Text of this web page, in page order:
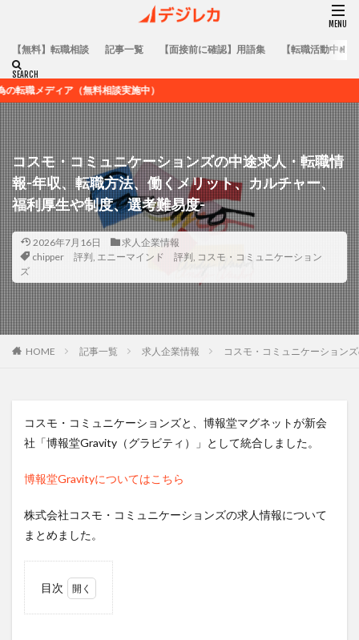
【無料】転職相談 記事一覧 【面接前に確認】用語集 【転職活動中の
料相談実施中）
コスモ・コミュニケーションズの中途求人・転職情
報-年収、転職方法、働くメリット、カルチャー、
福利厚生や制度、選考難易度-
2026年7月16日
求人企業情報
chipper 評判, エニーマインド 評判, コスモ・コミュニケーション
ズ
HOME 記事一覧 求人企業情報 コスモ・コミュニケーション
コスモ・コミュニケーションズと、博報堂マグネットが新会
社「博報堂Gravity（グラビティ）」として統合しました。
博報堂Gravityについてはこちら
株式会社コスモ・コミュニケーションズの求人情報について
まとめました。
目次